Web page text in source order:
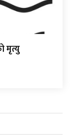
मृत्यु